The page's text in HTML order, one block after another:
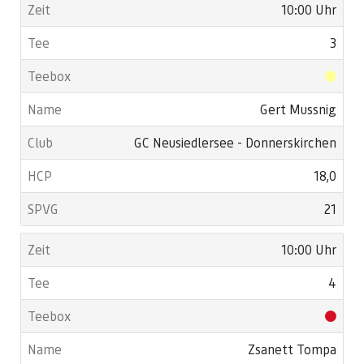
10:00 Uhr
3
Gert Mussnig
GC Neusiedlersee - Donnerskirchen
18,0
21
10:00 Uhr
4
Zsanett Tompa